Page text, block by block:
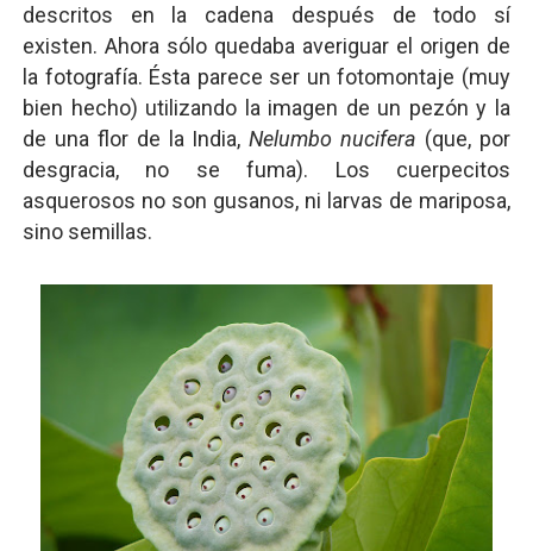
descritos en la cadena después de todo sí
existen. Ahora sólo quedaba averiguar el origen de
la fotografía. Ésta parece ser un fotomontaje (muy
bien hecho) utilizando la imagen de un pezón y la
de una flor de la India,Nelumbo nucifera (que, por
desgracia, no se fuma). Los cuerpecitos
asquerosos no son gusanos, ni larvas de mariposa,
sino semillas.